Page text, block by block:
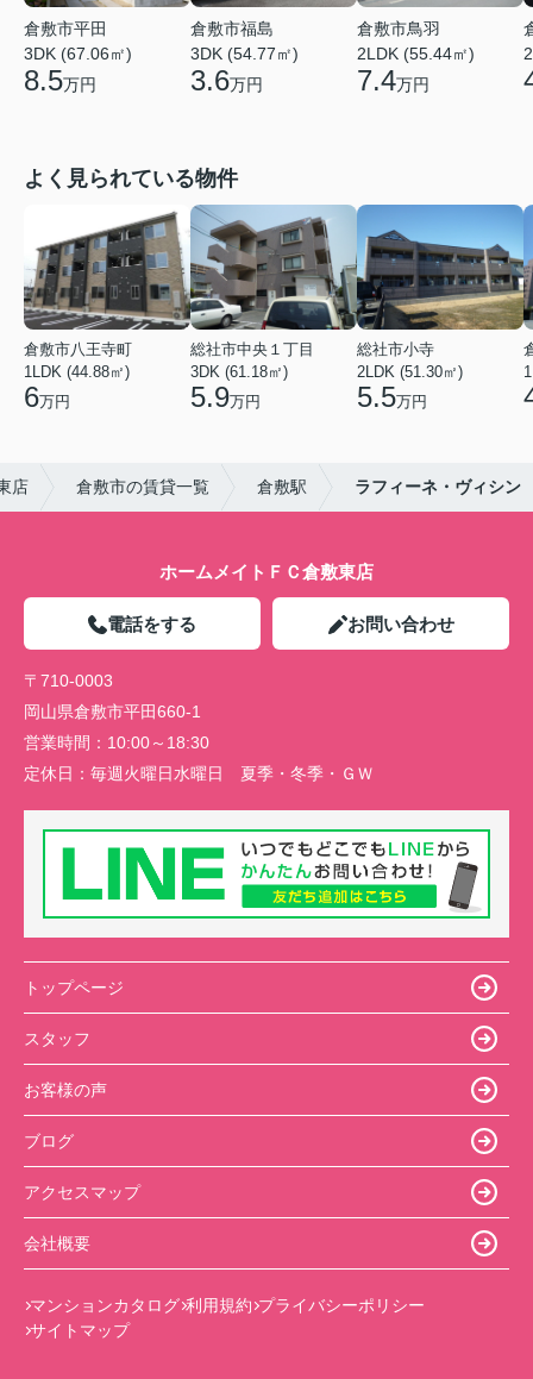
倉敷市平田
3DK (67.06㎡)
8.5万円
倉敷市福島
3DK (54.77㎡)
3.6万円
倉敷市鳥羽
2LDK (55.44㎡)
7.4万円
よく見られている物件
倉敷市八王寺町
1LDK (44.88㎡)
6万円
総社市中央１丁目
3DK (61.18㎡)
5.9万円
総社市小寺
2LDK (51.30㎡)
5.5万円
店 倉敷市の賃貸一覧 倉敷駅 ラフィーネ・ヴィシン
ホームメイトＦＣ倉敷東店
電話をする お問い合わせ
〒710-0003
岡山県倉敷市平田660-1
営業時間： 10:00～18:30
定休日： 毎週火曜日水曜日 夏季・冬季・ＧＷ
トップページ
スタッフ
お客様の声
ブログ
アクセスマップ
会社概要
マンションカタログ 利用規約 プライバシーポリシー
サイトマップ